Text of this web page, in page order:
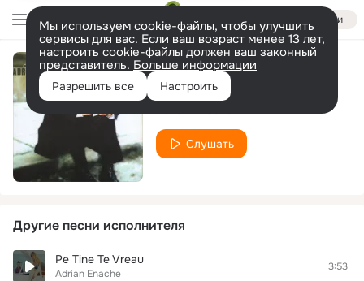
Войти
Мы используем cookie-файлы, чтобы улучшить
сервисы для вас. Если ваш возраст менее 13 лет,
настроить cookie-файлы должен ваш законный
представитель. Больше информации
Разрешить все Настроить
O Singura Noapte
Слушать
Другие песни исполнителя
Pe Tine Te Vreau
Adrian Enache
3:53